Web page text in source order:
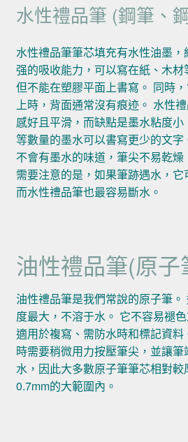
水性禮品筆 (鋼筆、
水性禮品筆筆芯填充有水性油墨
强的吸收能力，可以寫在紙、木材
但不能在塑膠平面上書寫。 同時
上時，背面通常沒有痕迹。 水性
感好且平滑，而缺點是墨水粘度
等數量的墨水可以書寫更少的文
不會有墨水的味道，筆尖不易乾燥
需要注意的是，如果筆跡遇水，它
而水性禮品筆也最容易斷水。
油性禮品筆(原子
油性禮品筆是我們常說的原子筆
度最大，不溶于水。 它不容易褪
適用於複寫、需防水時和標記資
時需要稍微用力按壓筆尖，並讓
水，因此大多數原子筆筆芯相對較
0.7mm的大範圍內。